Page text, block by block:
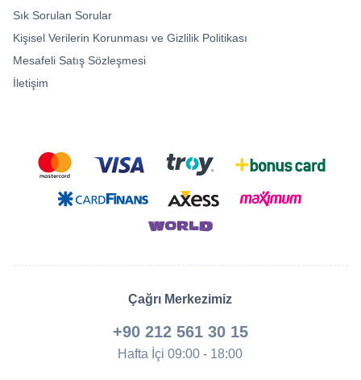
Sık Sorulan Sorular
Kişisel Verilerin Korunması ve Gizlilik Politikası
Mesafeli Satış Sözleşmesi
İletişim
Çağrı Merkezimiz
+90 212 561 30 15
Hafta İçi 09:00 - 18:00